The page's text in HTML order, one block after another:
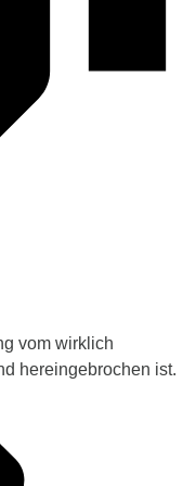
vom wirklich
hereingebrochen ist.